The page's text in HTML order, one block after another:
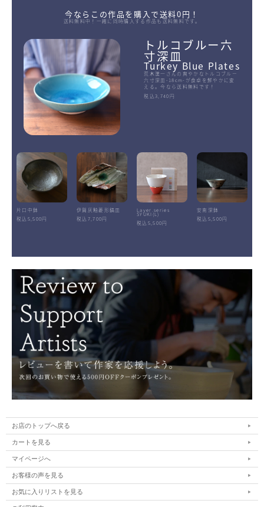
今ならこの作品を購入で送料0円！
送料無料中！一緒に同時購入する作品も送料無料です。
トルコブルー六
寸深皿
Turkey Blue Plates
荒木漢一さんの爽やかなトルコブルー
六寸深皿-18cm-が食卓を鮮やかに変
える。今なら送料無料です！
税込3,740円
片口中鉢
税込5,500円
伊賀灰釉菱形鎬皿
税込7,700円
Layer.series
SYUKI(L)
税込5,500円
安南深鉢
税込5,500円
お店のトップへ戻る
カートを見る
マイページへ
お客様の声を見る
お気に入りリストを見る